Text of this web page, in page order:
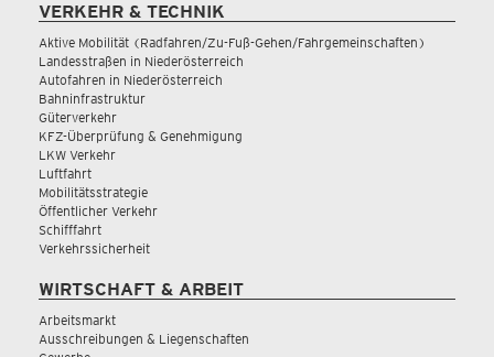
VERKEHR & TECHNIK
Aktive Mobilität (Radfahren/Zu-Fuß-Gehen/Fahrgemeinschaften)
Landesstraßen in Niederösterreich
Autofahren in Niederösterreich
Bahninfrastruktur
Güterverkehr
KFZ-Überprüfung & Genehmigung
LKW Verkehr
Luftfahrt
Mobilitätsstrategie
Öffentlicher Verkehr
Schifffahrt
Verkehrssicherheit
WIRTSCHAFT & ARBEIT
Arbeitsmarkt
Ausschreibungen & Liegenschaften